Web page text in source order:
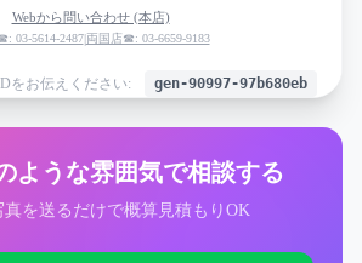
Webから問い合わせ (本店)
03-5614-2487|両国店☎: 03-6659-9183
をお伝えください: gen-90997-97b680eb
ような雰囲気で相談する
を送るだけで概算見積もりOK